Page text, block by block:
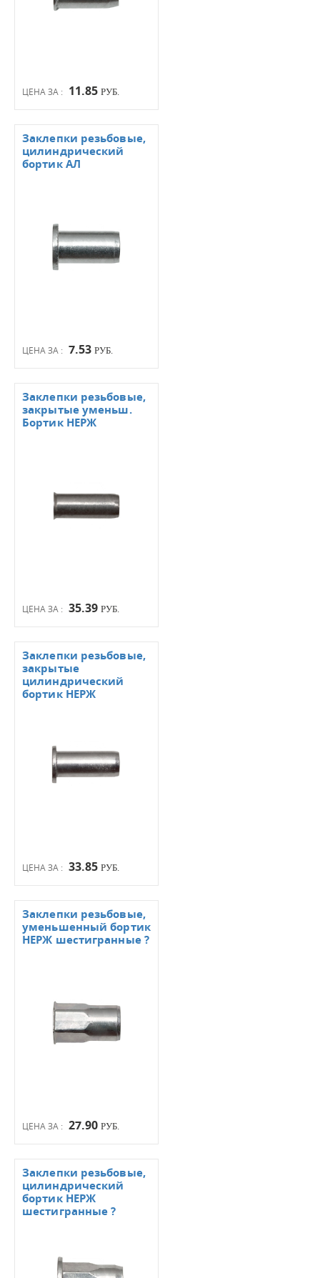
ЦЕНА ЗА : 11.85 РУБ.
ЦЕНА ЗА : 7.53 РУБ.
Заклепки резьбовые,
цилиндрический
бортик АЛ
ЦЕНА ЗА : 35.39 РУБ.
Заклепки резьбовые,
закрытые уменьш.
Бортик НЕРЖ
ЦЕНА ЗА : 33.85 РУБ.
Заклепки резьбовые,
закрытые
цилиндрический
бортик НЕРЖ
ЦЕНА ЗА : 27.90 РУБ.
Заклепки резьбовые,
уменьшенный бортик
НЕРЖ шестигранные ?
Заклепки резьбовые,
цилиндрический
бортик НЕРЖ
шестигранные ?